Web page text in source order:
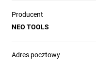
Producent
NEO TOOLS
Adres pocztowy